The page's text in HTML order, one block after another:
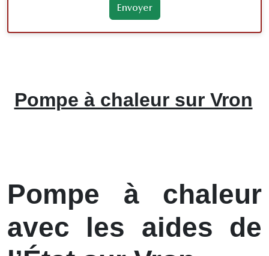
Pompe à chaleur sur Vron
Pompe à chaleur
avec les aides de